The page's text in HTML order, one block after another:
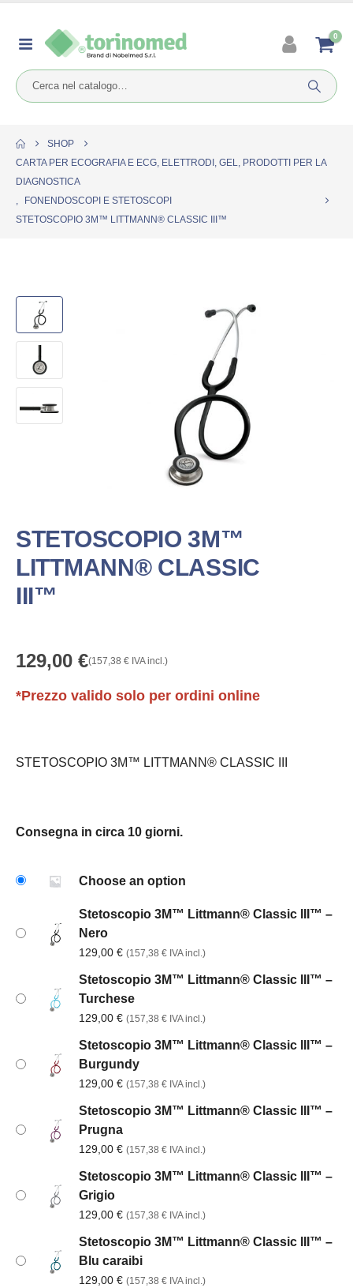
0
SHOP
CARTA PER ECOGRAFIA E ECG, ELETTRODI, GEL, PRODOTTI PER LA
DIAGNOSTICA
,
FONENDOSCOPI E STETOSCOPI
STETOSCOPIO 3M™ LITTMANN® CLASSIC III™
STETOSCOPIO 3M™
LITTMANN® CLASSIC
III™
129,00 €(157,38 € IVA incl.)
*Prezzo valido solo per ordini online
STETOSCOPIO 3M™ LITTMANN® CLASSIC III
Consegna in circa 10 giorni.
Choose an option
Stetoscopio 3M™ Littmann® Classic III™ –
Nero
129,00 € (157,38 € IVA incl.)
Stetoscopio 3M™ Littmann® Classic III™ –
Turchese
129,00 € (157,38 € IVA incl.)
Stetoscopio 3M™ Littmann® Classic III™ –
Burgundy
129,00 € (157,38 € IVA incl.)
Stetoscopio 3M™ Littmann® Classic III™ –
Prugna
129,00 € (157,38 € IVA incl.)
Stetoscopio 3M™ Littmann® Classic III™ –
Grigio
129,00 € (157,38 € IVA incl.)
Stetoscopio 3M™ Littmann® Classic III™ –
Blu caraibi
129,00 € (157,38 € IVA incl.)